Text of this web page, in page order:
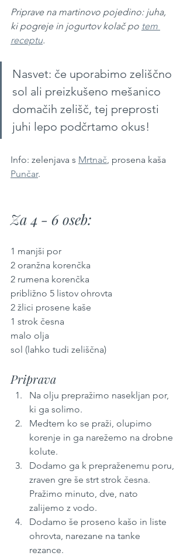
Priprave na martinovo pojedino: juha,
ki pogreje in jogurtov kolač po tem
receptu.
Nasvet: če uporabimo zeliščno
sol ali preizkušeno mešanico
domačih zelišč, tej preprosti
juhi lepo podčrtamo okus!
Info: zelenjava s Mrtnač , prosena kaša
Punčar.
Za 4 - 6 oseb:
1 manjši por
2 oranžna korenčka
2 rumena korenčka
približno 5 listov ohrovta
2 žlici prosene kaše
1 strok česna
malo olja
sol (lahko tudi zeliščna)
Priprava
Na olju prepražimo nasekljan por,
ki ga solimo.
Medtem ko se praži, olupimo
korenje in ga narežemo na drobne
kolute.
Dodamo ga k prepraženemu poru,
zraven gre še strt strok česna.
Pražimo minuto, dve, nato
zalijemo z vodo.
Dodamo še proseno kašo in liste
ohrovta, narezane na tanke
rezance.